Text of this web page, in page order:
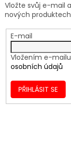
Vložte svůj e-mail
nových
E-mail
Vložením e-
osobních údajů
PŘIHLÁSIT SE